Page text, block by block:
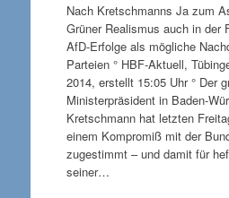
Nach Kretschmanns Ja zum
Grüner Realismus auch in der
AfD-Erfolge als mögliche
Parteien ° HBF-Aktuell,
2014, erstellt 15:05 Uhr ° Der
Ministerpräsident in Baden-
Kretschmann hat letzten
einem Kompromiß mit der
zugestimmt – und damit für
seiner…